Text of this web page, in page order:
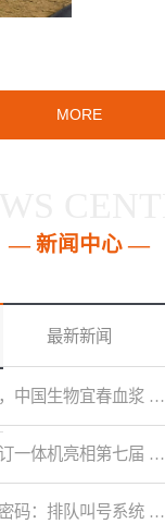
MORE
— 新闻中心 —
最新新闻
中国生物宜春血浆 …
一体机亮相第七届 …
码：排队叫号系统 …